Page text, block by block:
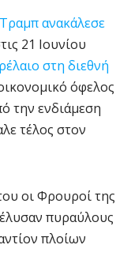
ανακάλεσε
21 Ιουνίου
στη διεθνή
όφελος
την ενδιάμεση
τέλος στον
οι Φρουροί της
πυραύλους
πλοίων